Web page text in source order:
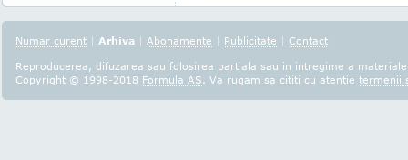
Numar curent | Arhiva | Abonamente | Publicitate | Contact
Reproducerea, difuzarea sau folosirea partiala sau in intregime a
Copyright © 1998-2018 Formula AS. Va rugam sa cititi cu atentie termenii